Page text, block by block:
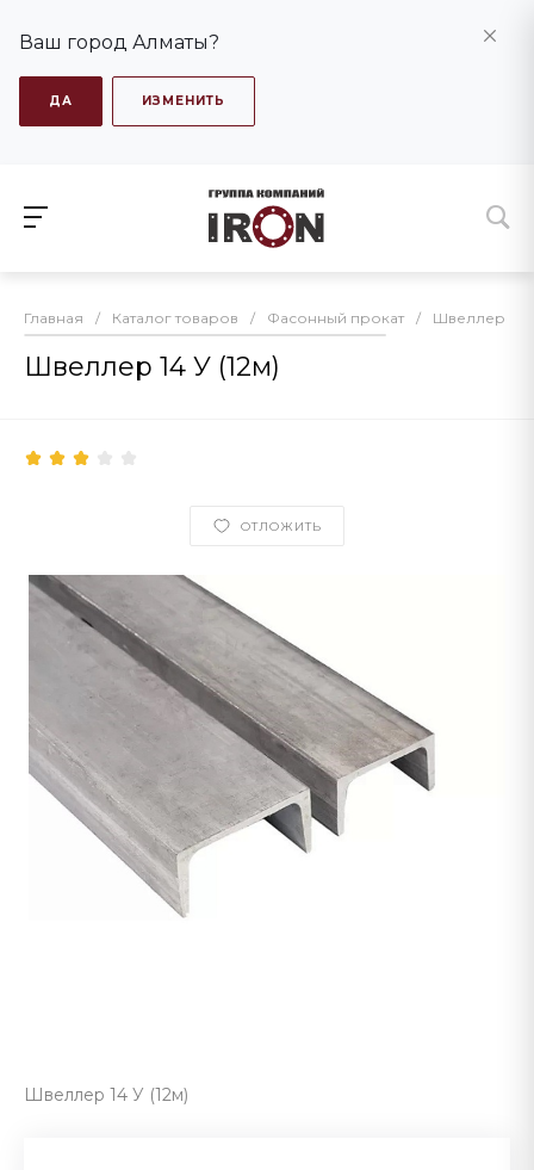
Ваш город Алматы?
ДА ИЗМЕНИТЬ
Главная / Каталог товаров / Фасонный прокат / Швеллер
Швеллер 14 У (12м)
ОТЛОЖИТЬ
Швеллер 14 У (12м)